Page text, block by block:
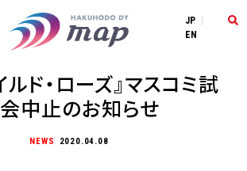
JP
EN
ルド・ローズ』マスコミ試
中止のお知らせ
NEWS 2020.04.08